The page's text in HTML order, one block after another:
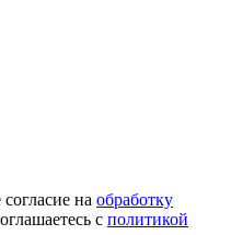
на обработку
с политикой